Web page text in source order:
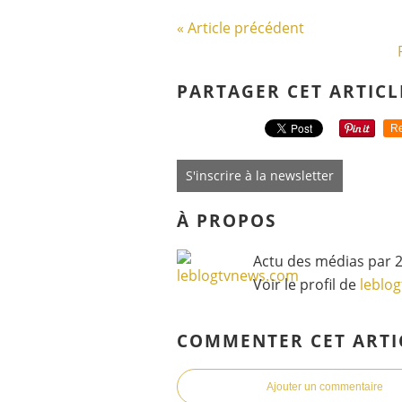
« Article précédent
PARTAGER CET
S'inscrire à la newsletter
À PROPOS
Actu des médias par
Voir le profil de
COMMENTER CET
Ajouter un commentaire